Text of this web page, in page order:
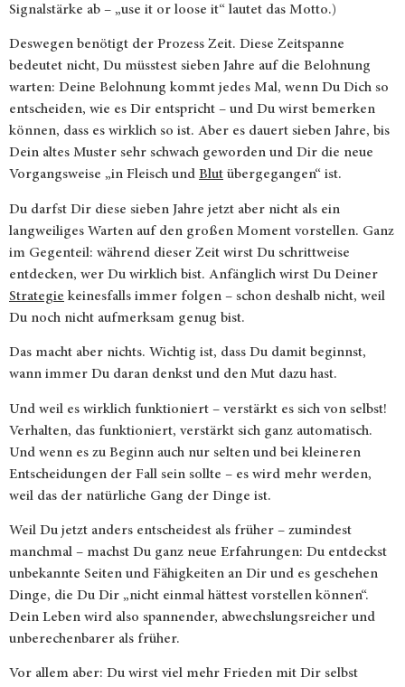
Signalstärke ab – „use it or loose it“ lautet das Motto.)
Deswegen benötigt der Prozess Zeit. Diese Zeitspanne
bedeutet nicht, Du müsstest sieben Jahre auf die Belohnung
warten: Deine Belohnung kommt jedes Mal, wenn Du Dich so
entscheiden, wie es Dir entspricht – und Du wirst bemerken
können, dass es wirklich so ist. Aber es dauert sieben Jahre, bis
Dein altes Muster sehr schwach geworden und Dir die neue
Vorgangsweise „in Fleisch und Blut übergegangen“ ist.
Du darfst Dir diese sieben Jahre jetzt aber nicht als ein
langweiliges Warten auf den großen Moment vorstellen. Ganz
im Gegenteil: während dieser Zeit wirst Du schrittweise
entdecken, wer Du wirklich bist. Anfänglich wirst Du Deiner
Strategie keinesfalls immer folgen – schon deshalb nicht, weil
Du noch nicht aufmerksam genug bist.
Das macht aber nichts. Wichtig ist, dass Du damit beginnst,
wann immer Du daran denkst und den Mut dazu hast.
Und weil es wirklich funktioniert – verstärkt es sich von selbst!
Verhalten, das funktioniert, verstärkt sich ganz automatisch.
Und wenn es zu Beginn auch nur selten und bei kleineren
Entscheidungen der Fall sein sollte – es wird mehr werden,
weil das der natürliche Gang der Dinge ist.
Weil Du jetzt anders entscheidest als früher – zumindest
manchmal – machst Du ganz neue Erfahrungen: Du entdeckst
unbekannte Seiten und Fähigkeiten an Dir und es geschehen
Dinge, die Du Dir „nicht einmal hättest vorstellen können“.
Dein Leben wird also spannender, abwechslungsreicher und
unberechenbarer als früher.
Vor allem aber: Du wirst viel mehr Frieden mit Dir selbst